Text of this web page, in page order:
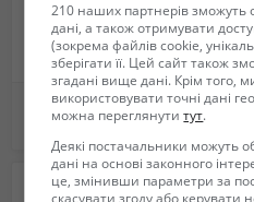
куклы гдр и ссср
Не указана
210 наших партнерів зможуть
дані, а також отримувати
(зокрема файлів cookie,
зберігати її. Цей сайт також
згадані вище дані. Крім
використовувати точні дані
можна переглянутитут.
Деякі постачальники можуть
дані на основі законного
це, змінивши параметри за
скасувати згоду або керувати